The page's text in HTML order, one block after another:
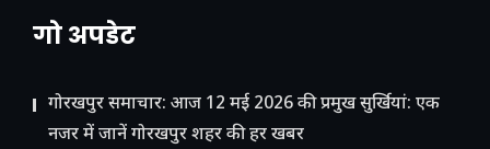
गो अपडेट
गोरखपुर समाचार: आज 12 मई 2026 की प्रमुख सुर्खियां: एक
नजर में जानें गोरखपुर शहर की हर खबर